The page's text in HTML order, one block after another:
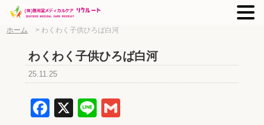
ホーム >わくわく子供ひろば白河
わくわく子供ひろば白河
25.11.25
Facebook
X Line